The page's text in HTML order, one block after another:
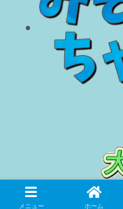
メニュー ホーム